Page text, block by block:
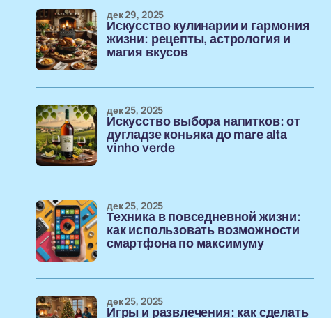
Искусство кулинарии и гармония
жизни: рецепты, астрология и
магия вкусов
дек 29, 2025
Искусство выбора напитков: от
дугладзе коньяка до mare alta
vinho verde
дек 25, 2025
Техника в повседневной жизни:
как использовать возможности
смартфона по максимуму
дек 25, 2025
Игры и развлечения: как сделать
дек 25, 2025